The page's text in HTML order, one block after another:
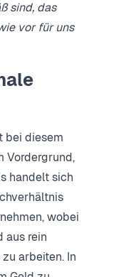
sind, das
vor für uns
bei diesem
Vordergrund,
handelt sich
wobei
aus rein
arbeiten. In